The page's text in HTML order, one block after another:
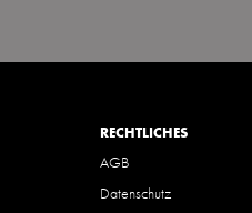
RECHTLICHES
AGB
Datenschutz